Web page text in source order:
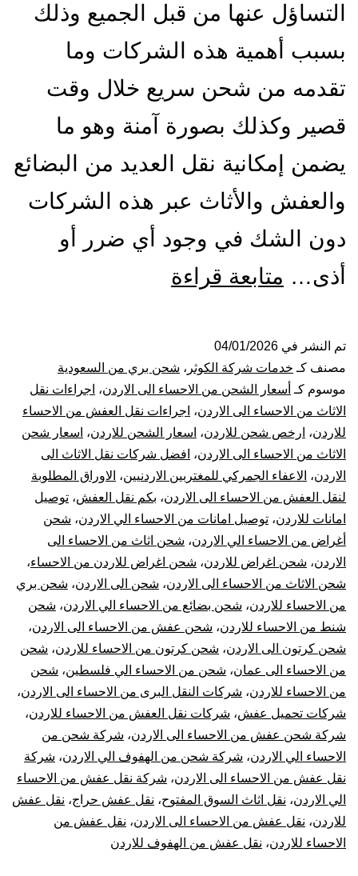
التساؤل عنها من قبل الجميع وذلك
بسبب أهمية هذه الشركات وما
تقدمه من شحن سريع خلال وقت
قصير وكذلك بصورة آمنة وهو ما
يضمن إمكانية نقل العديد من البضائع
والعفش والأثاث عبر هذه الشركات
دون الشك في وجود أي ضرر أو
أذى… متابعة قراءة
الاحساء
الي
الاردن
|
نقل
عفش
من
الإحساء
للأردن
تم النشر في 04/01/2026
مصنف كـ خدمات شركة الكوثر ، شحن بري من السعودية
موسوم كـ أسعار الشحن من الاحساء الى الاردن، اجراءات نقل
الاثاث من الاحساء الى الاردن، اجراءات نقل العفش من الاحساء
للاردن، ارخص شحن للاردن، اسعار الشحن للاردن، اسعار شحن
الاثاث من الاحساء الى الاردن، افضل شركات نقل الاثاث الى
الاردن، الاعفاء الجمركي للمغتربين الاردنيين، الاوراق المطلوبة
لنقل العفش من الاحساء الى الاردن، بكم نقل العفش، توصيل
امانات للاردن، توصيل امانات من الاحساء الي الاردن، شحن
أغراض من الاحساء الي الاردن، شحن اثاث من الاحساء الى
الاردن، شحن اغراض للاردن، شحن اغراض للاردن من الاحساء،
شحن الاثاث من الاحساء الى الاردن، شحن الى الاردن، شحن بري
من الاحساء للاردن، شحن بضائع من الاحساء الي الاردن، شحن
شنط من الاحساء للاردن، شحن عفش من الاحساء الى الاردن،
شحن كرتون الى الاردن، شحن كرتون من الاحساء للاردن، شحن
من الاحساء الى عمان، شحن من الاحساء الي فلسطين، شحن
من الاحساء للاردن، شركات النقل البرى من الاحساء الى الاردن،
شركات تحميل عفش، شركات نقل العفش من الاحساء للاردن،
شركة شحن عفش من الاحساء الى الاردن، شركة شحن من
الاحساء الي الاردن، شركة شحن من الهفوف الي الاردن، شركة
نقل عفش من الاحساء الى الاردن، شركة نقل عفش من الاحساء
الي الاردن، نقل اثاث السوق المفتوح، نقل عفش حراج، نقل عفش
للاردن، نقل عفش من الاحساء الى الاردن، نقل عفش من
الاحساء للاردن، نقل عفش من الهفوف للاردن